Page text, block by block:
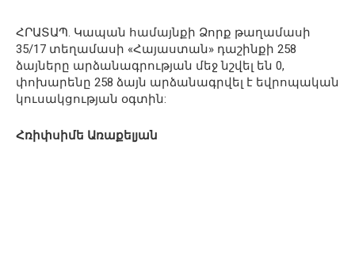
ՀՐԱՏԱՊ. Կապան համայնքի Ձորք թաղամասի
35/17 տեղամասի «Հայաստան» դաշինքի 258
ձայները արձանագրության մեջ նշվել են 0,
փոխարենը 258 ձայն արձանագրվել է եվրոպական
կուսակցության օգտին:
Հռիփսիմե Առաքելյան